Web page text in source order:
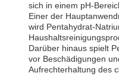
sich in einem pH-
Einer der
wird Pentahydrat-
Darüber hinaus spielt
vor Beschädigungen
Aufrechterhaltung des